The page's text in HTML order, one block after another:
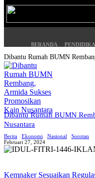
MASUK
BERANDA
PERISTIWA
AGRARIA
DAERAH
PENDIDIKAN
HUKUM
EKONOMI
OLAHRAGA
BERANDA
Dibantu Rumah BUMN
Dibantu Rumah BUMN
Nusantara
Berita Ekonomi Nasional
Sorotan
Februari 27, 2024
Kemnaker Sesuaikan